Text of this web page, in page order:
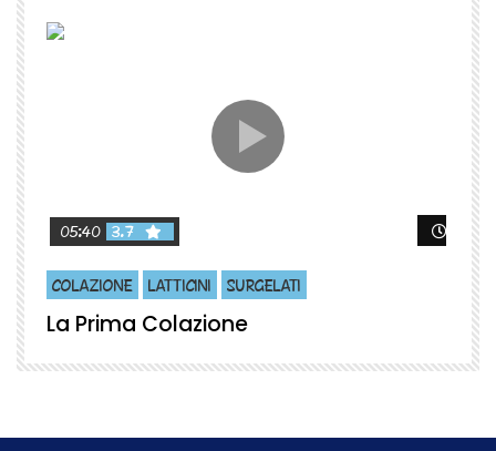
05:40 3.7
COLAZIONE LATTICINI SURGELATI
La Prima Colazione